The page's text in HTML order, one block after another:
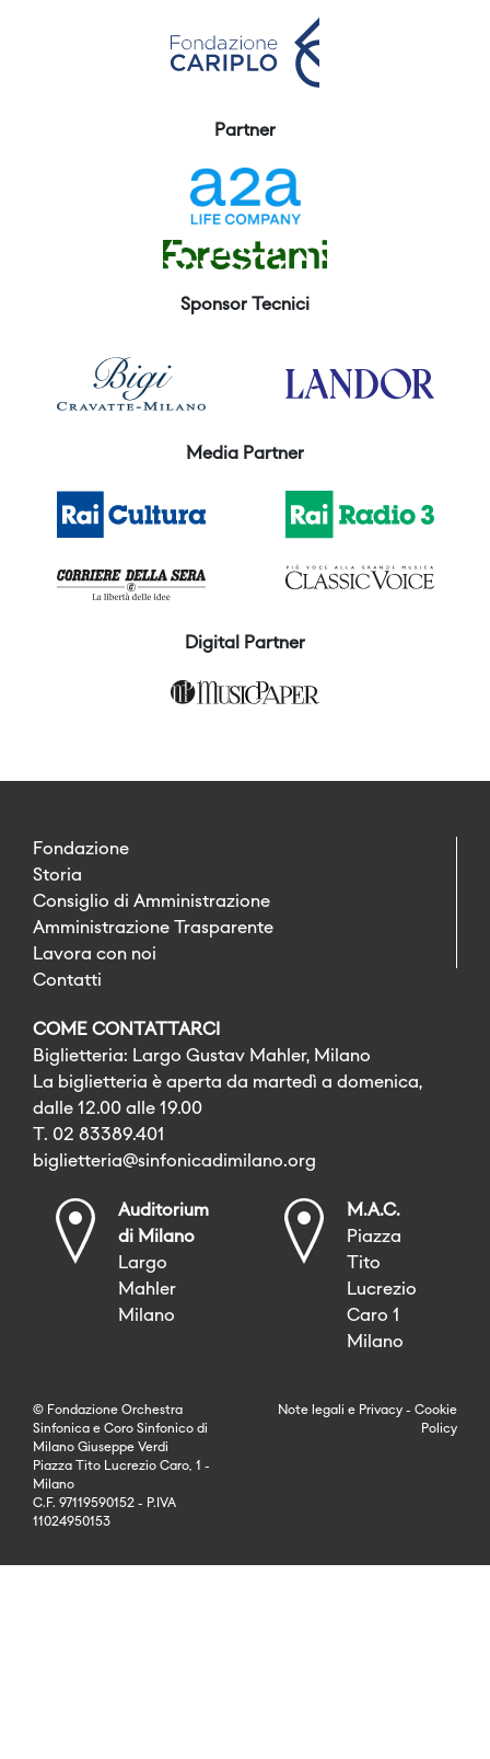
Partner
Sponsor Tecnici
Media Partner
Digital Partner
Fondazione
Storia
Consiglio di Amministrazione
Amministrazione Trasparente
Lavora con noi
Contatti
COME CONTATTARCI
Biglietteria: Largo Gustav Mahler, Milano
La biglietteria è aperta da martedì a domenica,
dalle 12.00 alle 19.00
T. 02 83389.401
biglietteria@sinfonicadimilano.org
Auditorium
di Milano
Largo
Mahler
Milano
M.A.C.
Piazza
Tito
Lucrezio
Caro 1
Milano
© Fondazione Orchestra
Sinfonica e Coro Sinfonico di
Milano Giuseppe Verdi
Piazza Tito Lucrezio Caro, 1 -
Milano
C.F. 97119590152 - P.IVA
11024950153
Note legali e Privacy - Cookie
Policy